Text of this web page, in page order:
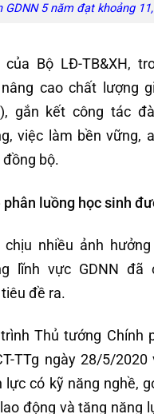
GDNN 5 năm đạt khoảng
Bộ LĐ-TB&XH,
cao chất lượng
gắn kết công tác
việc làm bền vững,
bộ.
luồng học sinh
chịu nhiều ảnh
lĩnh vực GDNN đã
đề ra.
Thủ tướng Chính
TTg ngày 28/5/2020
lực có kỹ năng nghề,
động và tăng năng